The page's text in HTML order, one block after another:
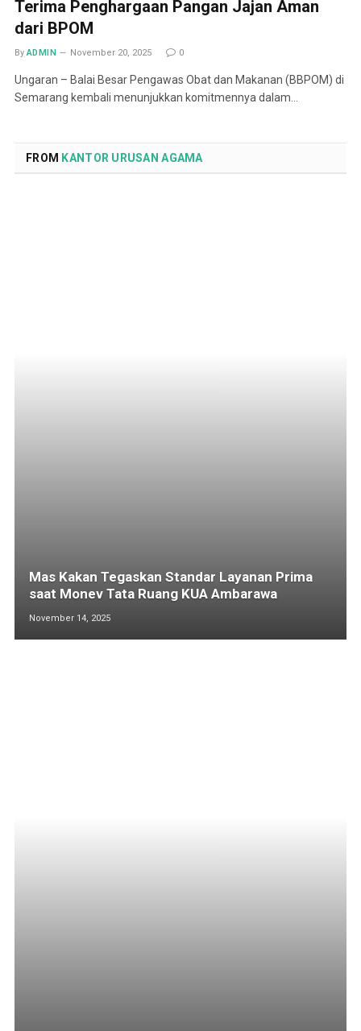
Terima Penghargaan Pangan Jajan Aman
dari BPOM
By ADMIN November 20, 2025 0
Ungaran – Balai Besar Pengawas Obat dan Makanan (BBPOM) di
Semarang kembali menunjukkan komitmennya dalam…
FROM KANTOR URUSAN AGAMA
Mas Kakan Tegaskan Standar Layanan Prima
saat Monev Tata Ruang KUA Ambarawa
November 14, 2025